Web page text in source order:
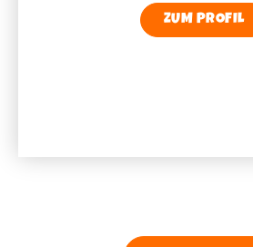
ZUM PROFIL